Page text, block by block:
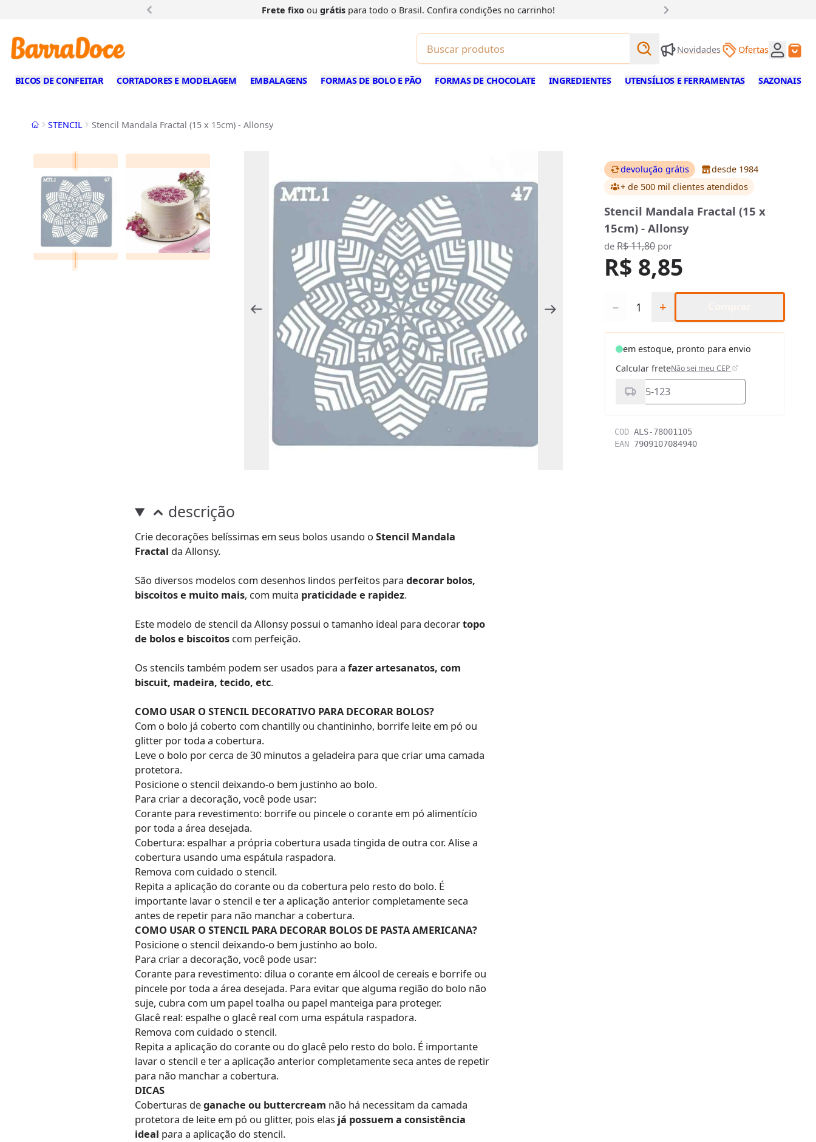
Frete fixoou grátispara todo o Brasil. Confira condições no carrinho!
Buscar produtos
Buscar
Novidades Ofertas
BICOS DE CONFEITAR CORTADORES E MODELAGEM EMBALAGENS FORMAS DE BOLO E PÃO FORMAS DE CHOCOLATE INGREDIENTES UTENSÍLIOS E FERRAMENTAS SAZONAIS
InícioSTENCIL Stencil Mandala Fractal (15 x 15cm) - Allonsy
devolução grátis
desde 1984
+ de 500 mil clientes atendidos
Stencil Mandala Fractal (15 x
15cm) - Allonsy
deR$ 11,80 por
R$ 8,85
− +
em estoque, pronto para envio
Calcular freteNão sei meu CEP
COD ALS-78001105
EAN 7909107084940
descrição
Crie decorações belíssimas em seus bolos usando oStencil Mandala
Fractal da Allonsy.
São diversos modelos com desenhos lindos perfeitos paradecorar bolos,
biscoitos e muito mais, com muita praticidade e rapidez.
Este modelo de stencil da Allonsy possui o tamanho ideal para decorartopo
de bolos e biscoitos com perfeição.
Os stencils também podem ser usados para afazer artesanatos, com
biscuit, madeira, tecido, etc.
COMO USAR O STENCIL DECORATIVO PARA DECORAR BOLOS?
Com o bolo já coberto com chantilly ou chantininho, borrife leite em pó ou
glitter por toda a cobertura.
Leve o bolo por cerca de 30 minutos a geladeira para que criar uma camada
protetora.
Posicione o stencil deixando-o bem justinho ao bolo.
Para criar a decoração, você pode usar:
Corante para revestimento: borrife ou pincele o corante em pó alimentício
por toda a área desejada.
Cobertura: espalhar a própria cobertura usada tingida de outra cor. Alise a
cobertura usando uma espátula raspadora.
Remova com cuidado o stencil.
Repita a aplicação do corante ou da cobertura pelo resto do bolo. É
importante lavar o stencil e ter a aplicação anterior completamente seca
antes de repetir para não manchar a cobertura.
COMO USAR O STENCIL PARA DECORAR BOLOS DE PASTA AMERICANA?
Posicione o stencil deixando-o bem justinho ao bolo.
Para criar a decoração, você pode usar:
Corante para revestimento: dilua o corante em álcool de cereais e borrife ou
pincele por toda a área desejada. Para evitar que alguma região do bolo não
suje, cubra com um papel toalha ou papel manteiga para proteger.
Glacê real: espalhe o glacê real com uma espátula raspadora.
Remova com cuidado o stencil.
Repita a aplicação do corante ou do glacê pelo resto do bolo. É importante
lavar o stencil e ter a aplicação anterior completamente seca antes de repetir
para não manchar a cobertura.
DICAS
Coberturas deganache ou buttercream não há necessitam da camada
protetora de leite em pó ou glitter, pois elas já possuem a consistência
ideal para a aplicação do stencil.